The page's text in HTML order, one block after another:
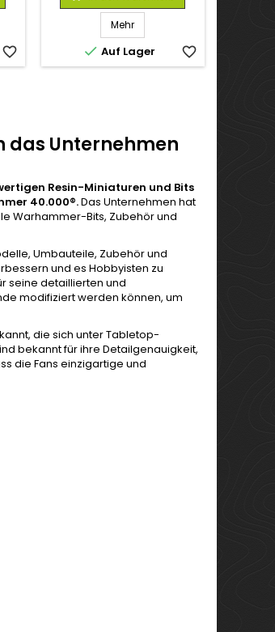
favorite_border
Mehr
 Auf Lager favorite_border
das Unternehmen
Resin-Miniaturen und Bits
40.000®.Das Unternehmen hat
Warhammer-Bits, Zubehör und
Umbauteile, Zubehör und
und es Hobbyisten zu
seine detaillierten und
modifiziert werden können, um
die sich unter Tabletop-
bekannt für ihre Detailgenauigkeit,
die Fans einzigartige und